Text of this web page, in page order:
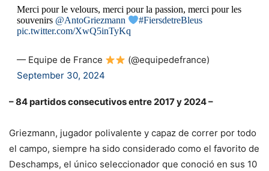
Merci pour le velours, merci pour la passion, merci pour les
souvenirs @AntoGriezmann
#FiersdetreBleus
pic.twitter.com/XwQ5inTyKq
— Equipe de France
(@equipedefrance)
September 30, 2024
– 84 partidos consecutivos entre 2017 y 2024 –
Griezmann, jugador polivalente y capaz de correr por todo
el campo, siempre ha sido considerado como el favorito de
Deschamps, el único seleccionador que conoció en sus 10